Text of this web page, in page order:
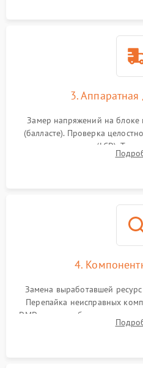
3. Аппаратная
Замер напряжений на блоке
(балласте). Проверка
или поляризаторов (LCD).
температуры и оптопар с
4.
Замена выработавшей
Перепайка неисправных
DMD-чипа при битых пикселях,
колеса или восстановление